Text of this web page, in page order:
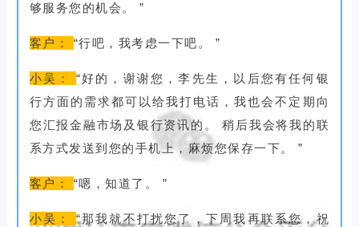
够服务您的机会。
”
客户： “行吧，我考虑一下吧。 ”
小吴：
“好的，谢谢您，李先生，以后您有任何银
行方面的需求都可以给我打电话，我也会不定期向
您汇报金融市场及银行资讯的。
稍后我会将我的联
系方式发送到您的手机上，麻烦您保存一下。
”
客户： “嗯，知道了。 ”
小吴：
“那我就不打扰您了，下周我再联系您，祝